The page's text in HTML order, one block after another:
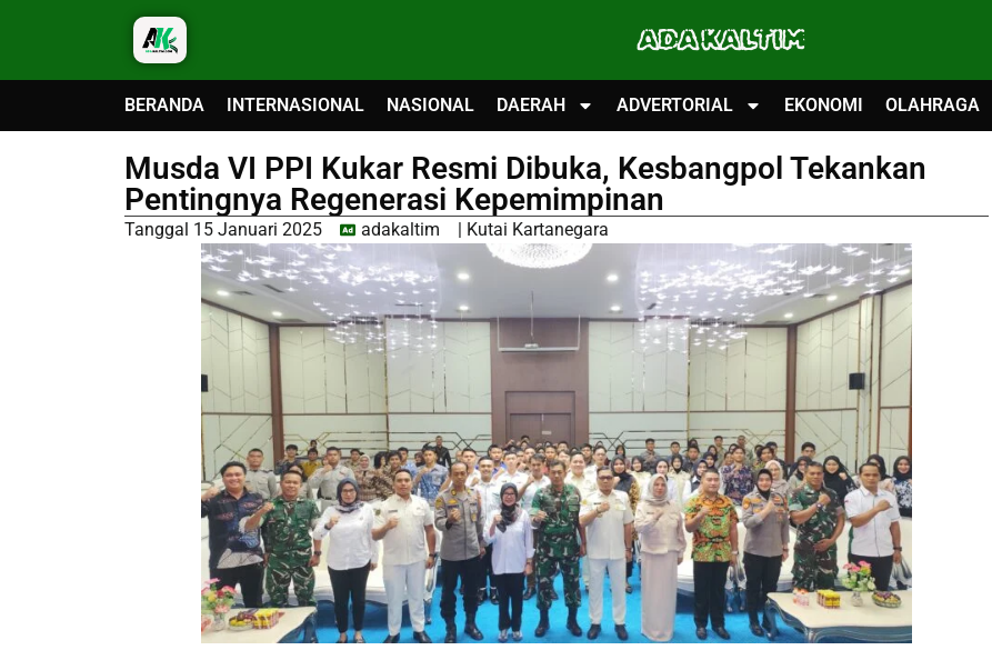
ADA KALTIM
BERANDA INTERNASIONAL NASIONAL DAERAH ADVERTORIAL EKONOMI OLAHRAGA
Musda VI PPI Kukar Resmi Dibuka, Kesbangpol Tekankan
Pentingnya Regenerasi Kepemimpinan
Tanggal 15 Januari 2025 adakaltim | Kutai Kartanegara